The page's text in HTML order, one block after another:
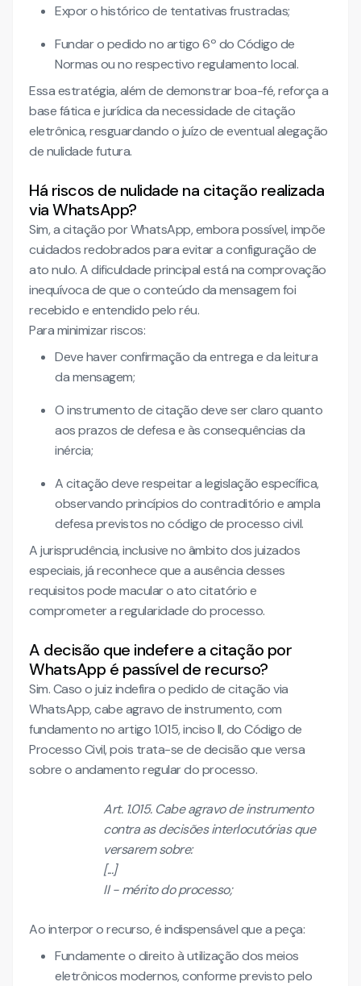
Expor o histórico de tentativas frustradas;
Fundar o pedido no artigo 6º do Código de
Normas ou no respectivo regulamento local.
Essa estratégia, além de demonstrar boa-fé, reforça a
base fática e jurídica da necessidade de citação
eletrônica, resguardando o juízo de eventual alegação
de nulidade futura.
Há riscos de nulidade na citação realizada
via WhatsApp?
Sim, a citação por WhatsApp, embora possível, impõe
cuidados redobrados para evitar a configuração de
ato nulo. A dificuldade principal está na comprovação
inequívoca de que o conteúdo da mensagem foi
recebido e entendido pelo réu.
Para minimizar riscos:
Deve haver confirmação da entrega e da leitura
da mensagem;
O instrumento de citação deve ser claro quanto
aos prazos de defesa e às consequências da
inércia;
A citação deve respeitar a legislação específica,
observando princípios do contraditório e ampla
defesa previstos no código de processo civil.
A jurisprudência, inclusive no âmbito dos juizados
especiais, já reconhece que a ausência desses
requisitos pode macular o ato citatório e
comprometer a regularidade do processo.
A decisão que indefere a citação por
WhatsApp é passível de recurso?
Sim. Caso o juiz indefira o pedido de citação via
WhatsApp, cabe agravo de instrumento, com
fundamento no artigo 1.015, inciso II, do Código de
Processo Civil, pois trata-se de decisão que versa
sobre o andamento regular do processo.
Art. 1.015. Cabe agravo de instrumento
contra as decisões interlocutórias que
versarem sobre:
[...]
II - mérito do processo;
Ao interpor o recurso, é indispensável que a peça:
Fundamente o direito à utilização dos meios
eletrônicos modernos, conforme previsto pelo